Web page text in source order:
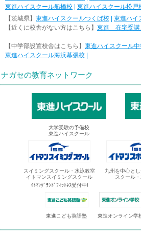
東進ハイスクール船橋校
東進ハイスクール松戸
【茨城県】 東進ハイスクールつくば校
東進ハイ
【近くに校舎がない方はこちら】 東進 在宅受講
【中学部設置校舎はこちら】 東進ハイスクール
東進ハイスクール海浜幕張校
ナガセの教育ネットワーク
大学受験の予備校
東進ハイスクール
スイミングスクール・水泳教室
イトマンスイミングスクール
ｲﾄﾏﾝｸﾞﾗﾝﾄﾞﾌｨｯﾄﾈｽ受付中!
九州を中心と
スクール
東進こども英語塾 東進オンライン学